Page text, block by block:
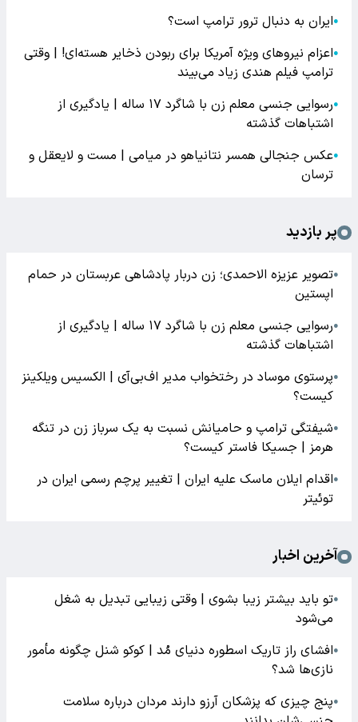
●ایران به دنبال ترور ترامپ است؟
●اعزام نیروهای ویژه آمریکا برای ربودن ذخایر هسته‌ای! | وقتی
ترامپ فیلم هندی زیاد می‌بیند
●
رسوایی جنسی معلم زن با شاگرد ۱۷ ساله | یادگیری از
اشتباهات گذشته
●عکس جنجالی همسر نتانیاهو در میامی | مست و لایعقل و
ترسان
پر بازدید
●تصویر عزیزه الاحمدی؛ زن دربار پادشاهی عربستان در حمام
اپستین
●
رسوایی جنسی معلم زن با شاگرد ۱۷ ساله | یادگیری از
اشتباهات گذشته
●پرستوی موساد در رختخواب مدیر اف‌بی‌آی | الکسیس ویلکینز
کیست؟
●شیفتگی ترامپ و حامیانش نسبت به یک سرباز زن در تنگه
هرمز | جسیکا فاستر کیست؟
●اقدام ایلان ماسک علیه ایران | تغییر پرچم رسمی ایران در
توئیتر
آخرین اخبار
●تو باید بیشتر زیبا بشوی | وقتی زیبایی تبدیل به شغل
می‌شود
●افشای راز تاریک اسطوره دنیای مُد | کوکو شنل چگونه مأمور
نازی‌ها شد؟
●پنج چیزی که پزشکان آرزو دارند مردان درباره سلامت